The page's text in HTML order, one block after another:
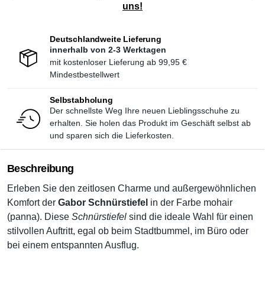
uns!
Deutschlandweite Lieferung
innerhalb von 2-3 Werktagen
mit kostenloser Lieferung ab 99,95 €
Mindestbestellwert
Selbstabholung
Der schnellste Weg Ihre neuen Lieblingsschuhe zu
erhalten. Sie holen das Produkt im Geschäft selbst ab
und sparen sich die Lieferkosten.
Beschreibung
Erleben Sie den zeitlosen Charme und außergewöhnlichen
Komfort der Gabor Schnürstiefel in der Farbe mohair
(panna). Diese Schnürstiefel sind die ideale Wahl für einen
stilvollen Auftritt, egal ob beim Stadtbummel, im Büro oder
bei einem entspannten Ausflug.